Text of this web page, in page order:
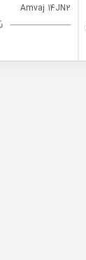
Amvaj 14JN2